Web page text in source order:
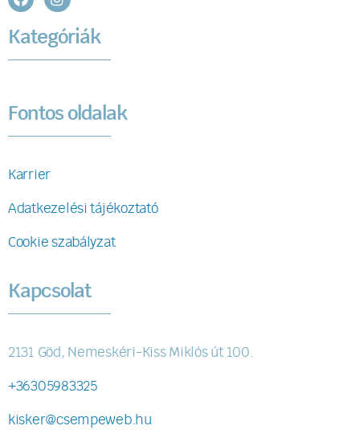
Kategóriák
Fontos oldalak
Karrier
Adatkezelési tájékoztató
Cookie szabályzat
Kapcsolat
2131 Göd, Nemeskéri-Kiss Miklós út 100.
+36305983325
kisker@csempeweb.hu